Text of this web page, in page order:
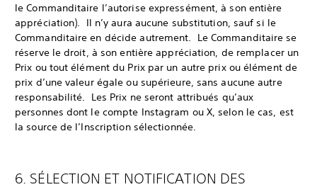
le Commanditaire l’autorise expressément, à son entière
appréciation). Il n’y aura aucune substitution, sauf si le
Commanditaire en décide autrement. Le Commanditaire se
réserve le droit, à son entière appréciation, de remplacer un
Prix ou tout élément du Prix par un autre prix ou élément de
prix d’une valeur égale ou supérieure, sans aucune autre
responsabilité. Les Prix ne seront attribués qu’aux
personnes dont le compte Instagram ou X, selon le cas, est
la source de l’Inscription sélectionnée.
6. SÉLECTION ET NOTIFICATION DES